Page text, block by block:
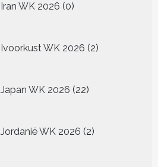
Iran WK 2026 0
producten
Ivoorkust WK 2026 2
producten
Japan WK 2026 22
producten
Jordanië WK 2026 2
producten